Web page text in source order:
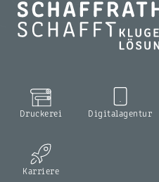
Druckerei Digitalagentur
Karriere